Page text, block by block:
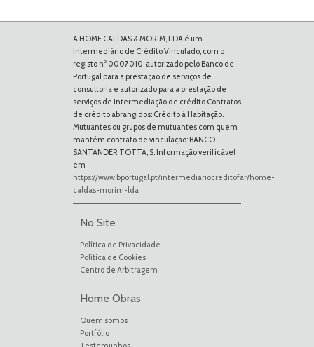
A HOME CALDAS & MORIM, LDA é um
Intermediário de Crédito Vinculado, com o
registo nº 0007010, autorizado pelo Banco de
Portugal para a prestação de serviços de
consultoria e autorizado para a prestação de
serviços de intermediação de crédito.Contratos
de crédito abrangidos: Crédito à Habitação.
Mutuantes ou grupos de mutuantes com quem
mantém contrato de vinculação: BANCO
SANTANDER TOTTA, S. Informação verificável
em
https://www.bportugal.pt/intermediariocreditofar/home-
caldas-morim-lda
No Site
Política de Privacidade
Política de Cookies
Centro de Arbitragem
Home Obras
Quem somos
Portfólio